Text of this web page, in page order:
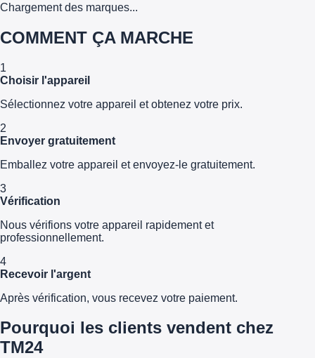
Chargement des marques...
COMMENT ÇA MARCHE
1
Choisir l'appareil
Sélectionnez votre appareil et obtenez votre prix.
2
Envoyer gratuitement
Emballez votre appareil et envoyez-le gratuitement.
3
Vérification
Nous vérifions votre appareil rapidement et
professionnellement.
4
Recevoir l'argent
Après vérification, vous recevez votre paiement.
Pourquoi les clients vendent chez
TM24